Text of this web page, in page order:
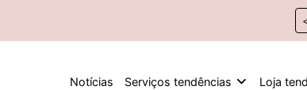
Notícias Serviços tendências Loja